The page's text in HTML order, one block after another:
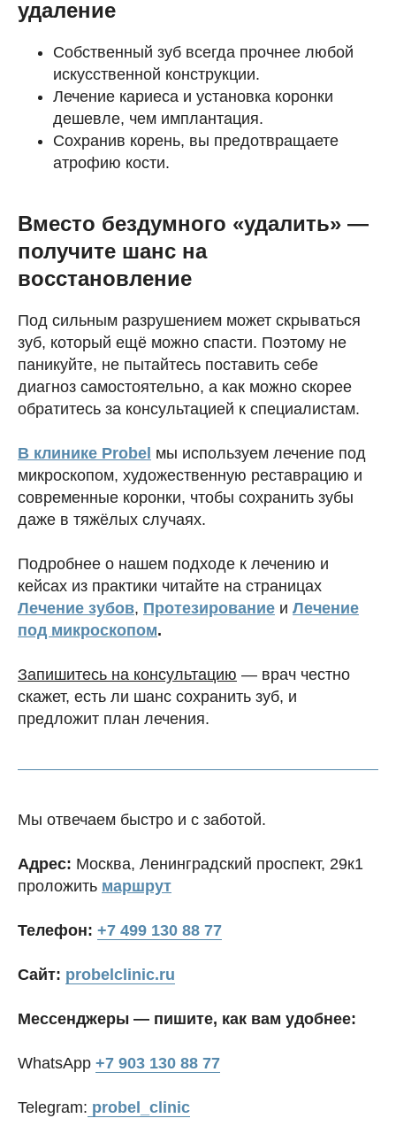
удаление
Собственный зуб всегда прочнее любой
искусственной конструкции.
Лечение кариеса и установка коронки
дешевле, чем имплантация.
Сохранив корень, вы предотвращаете
атрофию кости.
Вместо бездумного «удалить» —
получите шанс на
восстановление
Под сильным разрушением может скрываться
зуб, который ещё можно спасти. Поэтому не
паникуйте, не пытайтесь поставить себе
диагноз самостоятельно, а как можно скорее
обратитесь за консультацией к специалистам.
В клинике Probel мы используем лечение под
микроскопом, художественную реставрацию и
современные коронки, чтобы сохранить зубы
даже в тяжёлых случаях.
Подробнее о нашем подходе к лечению и
кейсах из практики читайте на страницах
Лечение зубов, Протезирование и Лечение
под микроскопом.
Запишитесь на консультацию — врач честно
скажет, есть ли шанс сохранить зуб, и
предложит план лечения.
Мы отвечаем быстро и с заботой.
Адрес: Москва, Ленинградский проспект, 29к1
проложить маршрут
Телефон: +7 499 130 88 77
Сайт: probelclinic.ru
Мессенджеры — пишите, как вам удобнее:
WhatsApp +7 903 130 88 77
Telegram: probel_clinic